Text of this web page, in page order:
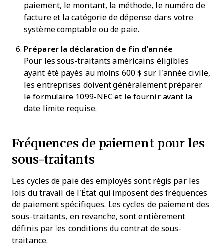
paiement, le montant, la méthode, le numéro de
facture et la catégorie de dépense dans votre
système comptable ou de paie.
Préparer la déclaration de fin d’année
Pour les sous-traitants américains éligibles
ayant été payés au moins 600 $ sur l’année civile,
les entreprises doivent généralement préparer
le formulaire 1099-NEC et le fournir avant la
date limite requise.
Fréquences de paiement pour les
sous-traitants
Les cycles de paie des employés sont régis par les
lois du travail de l’État qui imposent des fréquences
de paiement spécifiques. Les cycles de paiement des
sous-traitants, en revanche, sont entièrement
définis par les conditions du contrat de sous-
traitance.